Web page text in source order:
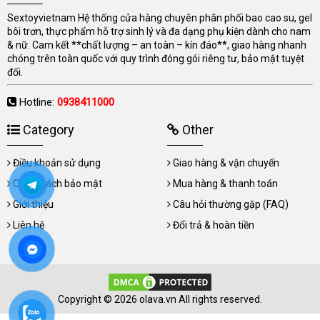
Sextoyvietnam Hệ thống cửa hàng chuyên phân phối bao cao su, gel
bôi trơn, thực phẩm hỗ trợ sinh lý và đa dạng phụ kiện dành cho nam
& nữ. Cam kết **chất lượng – an toàn – kín đáo**, giao hàng nhanh
chóng trên toàn quốc với quy trình đóng gói riêng tư, bảo mật tuyệt
đối.
Hotline: 0938411000
Category
Điều khoản sử dụng
Chính sách bảo mật
Giới thiệu
Liên hệ
Other
Giao hàng & vận chuyển
Mua hàng & thanh toán
Câu hỏi thường gặp (FAQ)
Đổi trả & hoàn tiền
Copyright © 2026 olava.vn All rights reserved.